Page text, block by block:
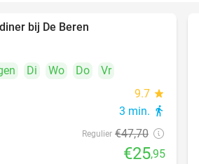
bij De Beren
Di Wo Do
Vr
9.7 star
3 min. directions_walk
Regulier €47,70
€25,95